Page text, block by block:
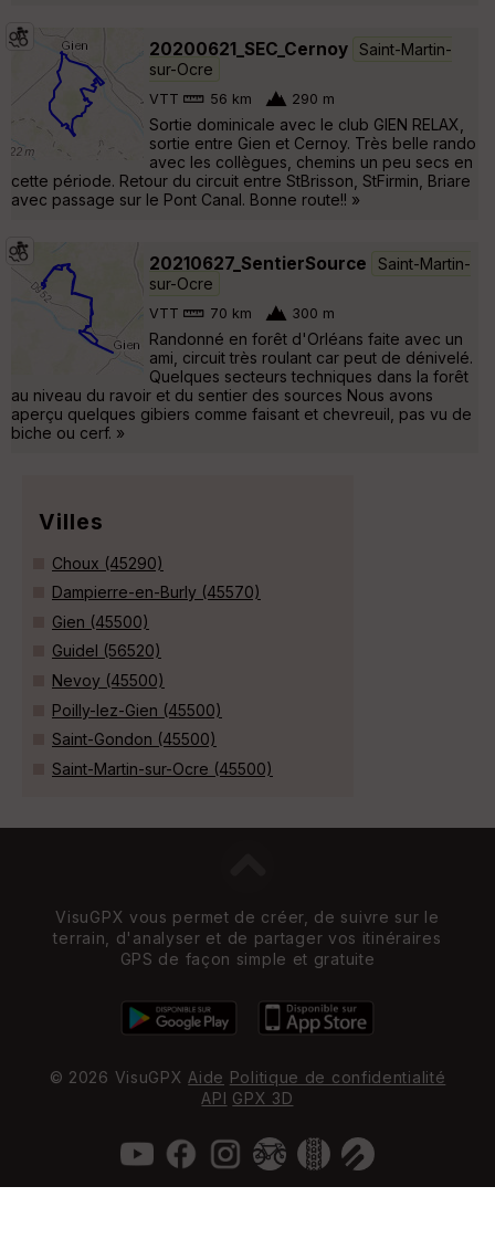
20200621_SEC_Cernoy Saint-Martin-
sur-Ocre
VTT 56 km 290 m
Sortie dominicale avec le club GIEN RELAX,
sortie entre Gien et Cernoy. Très belle rando
avec les collègues, chemins un peu secs en
cette période. Retour du circuit entre StBrisson, StFirmin, Briare
avec passage sur le Pont Canal. Bonne route!! »
20210627_SentierSource
Saint-Martin-
sur-Ocre
VTT 70 km 300 m
Randonné en forêt d'Orléans faite avec un
ami, circuit très roulant car peut de dénivelé.
Quelques secteurs techniques dans la forêt
au niveau du ravoir et du sentier des sources Nous avons
aperçu quelques gibiers comme faisant et chevreuil, pas vu de
biche ou cerf. »
Villes
Choux (45290)
Dampierre-en-Burly (45570)
Gien (45500)
Guidel (56520)
Nevoy (45500)
Poilly-lez-Gien (45500)
Saint-Gondon (45500)
Saint-Martin-sur-Ocre (45500)
VisuGPX vous permet de créer, de suivre sur le
terrain, d'analyser et de partager vos itinéraires
GPS de façon simple et gratuite
© 2026 VisuGPX Aide Politique de confidentialité
API GPX 3D